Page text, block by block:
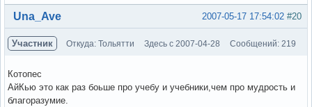
Вне форума #20
2007-05-17 17:54:02
Una_Ave
Участник Откуда: Тольятти Здесь с 2007-04-28 Сообщений: 219
Котопес
АйКью это как раз боьше про учебу и учебники,чем про мудрость и
благоразумие.